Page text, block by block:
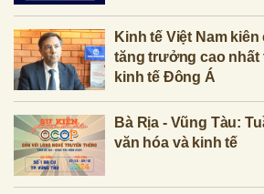
Kinh tế Việt Nam
tăng trưởng cao nhất
kinh tế Đông Á
Bà Rịa - Vũng Tàu:
văn hóa và kinh tế